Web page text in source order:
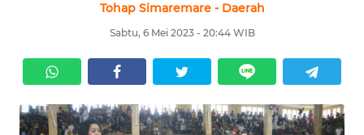
Tohap Simaremare - Daerah
Sabtu, 6 Mei 2023 - 20:44 WIB
EKUIN
SAINS-TEKNO